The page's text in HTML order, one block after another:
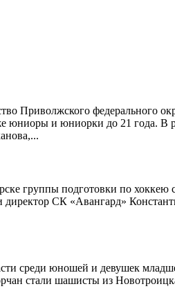
Приволжского федерального
и юниорки до 21 года. В
группы подготовки по
СК «Авангард»
среди юношей и девушек
стали шашисты из